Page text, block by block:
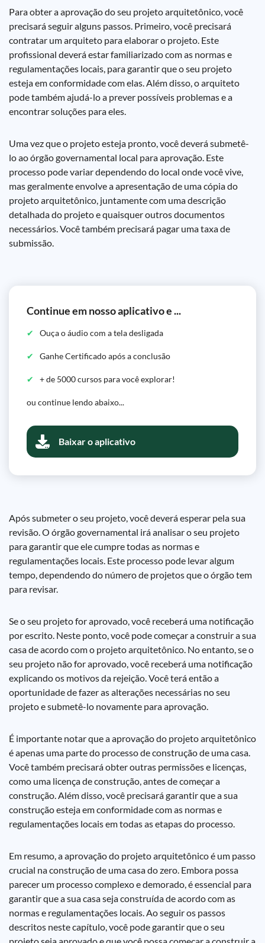
Para obter a aprovação do seu projeto arquitetônico, você
precisará seguir alguns passos. Primeiro, você precisará
contratar um arquiteto para elaborar o projeto. Este
profissional deverá estar familiarizado com as normas e
regulamentações locais, para garantir que o seu projeto
esteja em conformidade com elas. Além disso, o arquiteto
pode também ajudá-lo a prever possíveis problemas e a
encontrar soluções para eles.
Uma vez que o projeto esteja pronto, você deverá submetê-
lo ao órgão governamental local para aprovação. Este
processo pode variar dependendo do local onde você vive,
mas geralmente envolve a apresentação de uma cópia do
projeto arquitetônico, juntamente com uma descrição
detalhada do projeto e quaisquer outros documentos
necessários. Você também precisará pagar uma taxa de
submissão.
Continue em nosso aplicativo e ...
Ouça o áudio com a tela desligada
Ganhe Certificado após a conclusão
+ de 5000 cursos para você explorar!
ou continue lendo abaixo...
Baixar o aplicativo
Após submeter o seu projeto, você deverá esperar pela sua
revisão. O órgão governamental irá analisar o seu projeto
para garantir que ele cumpre todas as normas e
regulamentações locais. Este processo pode levar algum
tempo, dependendo do número de projetos que o órgão tem
para revisar.
Se o seu projeto for aprovado, você receberá uma notificação
por escrito. Neste ponto, você pode começar a construir a sua
casa de acordo com o projeto arquitetônico. No entanto, se o
seu projeto não for aprovado, você receberá uma notificação
explicando os motivos da rejeição. Você terá então a
oportunidade de fazer as alterações necessárias no seu
projeto e submetê-lo novamente para aprovação.
É importante notar que a aprovação do projeto arquitetônico
é apenas uma parte do processo de construção de uma casa.
Você também precisará obter outras permissões e licenças,
como uma licença de construção, antes de começar a
construção. Além disso, você precisará garantir que a sua
construção esteja em conformidade com as normas e
regulamentações locais em todas as etapas do processo.
Em resumo, a aprovação do projeto arquitetônico é um passo
crucial na construção de uma casa do zero. Embora possa
parecer um processo complexo e demorado, é essencial para
garantir que a sua casa seja construída de acordo com as
normas e regulamentações locais. Ao seguir os passos
descritos neste capítulo, você pode garantir que o seu